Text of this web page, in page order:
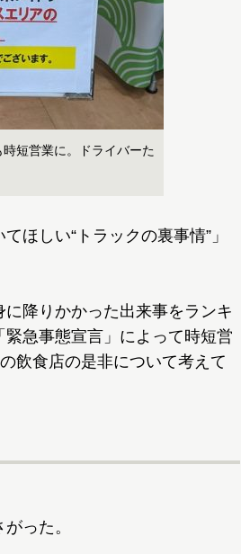
短営業に。ドライバーた
ほしい“トラックの裏事情”」
降りかかった出来事をランキ
急事態宣言」によって時短営
飲食店の是非について考えて
った。